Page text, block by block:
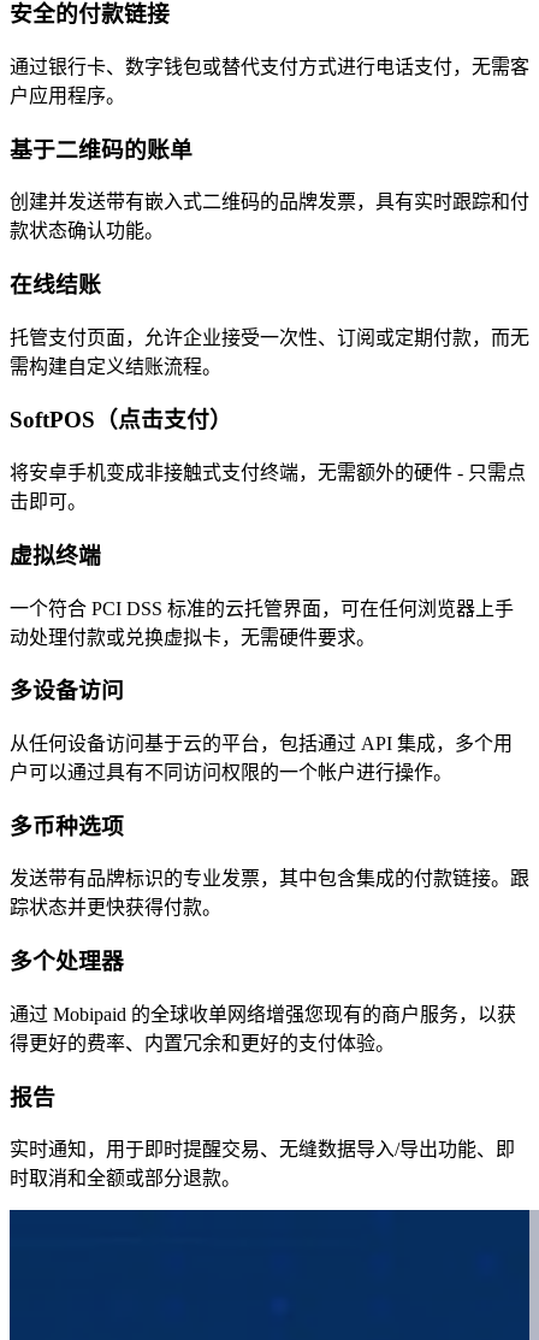
安全的付款链接
通过银行卡、数字钱包或替代支付方式进行电话支付，无需客
户应用程序。
基于二维码的账单
创建并发送带有嵌入式二维码的品牌发票，具有实时跟踪和付
款状态确认功能。
在线结账
托管支付页面，允许企业接受一次性、订阅或定期付款，而无
需构建自定义结账流程。
SoftPOS（点击支付）
将安卓手机变成非接触式支付终端，无需额外的硬件 - 只需点
击即可。
虚拟终端
一个符合 PCI DSS 标准的云托管界面，可在任何浏览器上手
动处理付款或兑换虚拟卡，无需硬件要求。
多设备访问
从任何设备访问基于云的平台，包括通过 API 集成，多个用
户可以通过具有不同访问权限的一个帐户进行操作。
多币种选项
发送带有品牌标识的专业发票，其中包含集成的付款链接。跟
踪状态并更快获得付款。
多个处理器
通过 Mobipaid 的全球收单网络增强您现有的商户服务，以获
得更好的费率、内置冗余和更好的支付体验。
报告
实时通知，用于即时提醒交易、无缝数据导入/导出功能、即
时取消和全额或部分退款。